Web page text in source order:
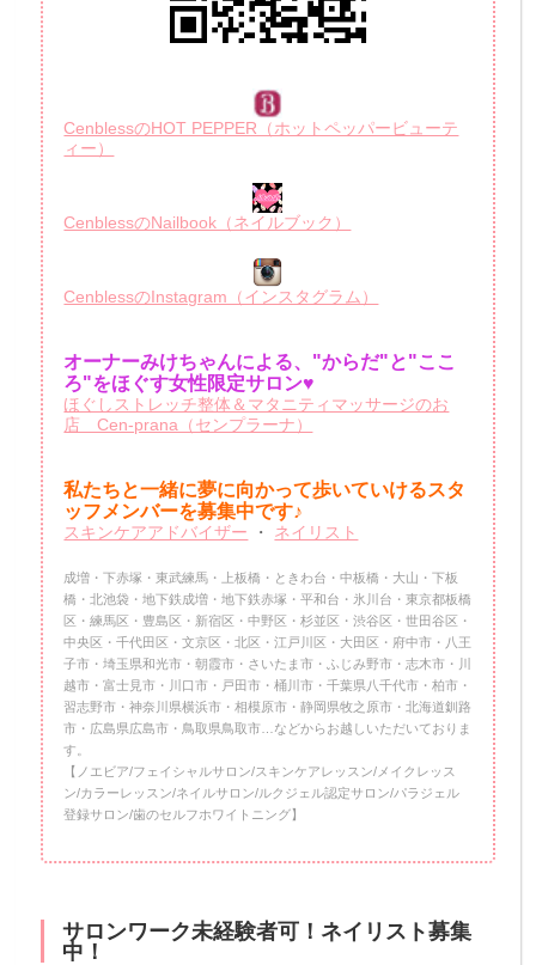
CenblessのHOT PEPPER（ホットペッパービューテ
ィー）
CenblessのNailbook（ネイルブック）
CenblessのInstagram（インスタグラム）
オーナーみけちゃんによる、"からだ"と"ここ
ろ"をほぐす女性限定サロン♥
ほぐしストレッチ整体＆マタニティマッサージのお
店 Cen-prana（センプラーナ）
私たちと一緒に夢に向かって歩いていけるスタ
ッフメンバーを募集中です♪
スキンケアアドバイザー ・ ネイリスト
成増・下赤塚・東武練馬・上板橋・ときわ台・中板橋・大山・下板
橋・北池袋・地下鉄成増・地下鉄赤塚・平和台・氷川台・東京都板橋
区・練馬区・豊島区・新宿区・中野区・杉並区・渋谷区・世田谷区・
中央区・千代田区・文京区・北区・江戸川区・大田区・府中市・八王
子市・埼玉県和光市・朝霞市・さいたま市・ふじみ野市・志木市・川
越市・富士見市・川口市・戸田市・桶川市・千葉県八千代市・柏市・
習志野市・神奈川県横浜市・相模原市・静岡県牧之原市・北海道釧路
市・広島県広島市・鳥取県鳥取市…などからお越しいただいておりま
す。
【ノエビア/フェイシャルサロン/スキンケアレッスン/メイクレッス
ン/カラーレッスン/ネイルサロン/ルクジェル認定サロン/パラジェル
登録サロン/歯のセルフホワイトニング】
サロンワーク未経験者可！ネイリスト募集
中！